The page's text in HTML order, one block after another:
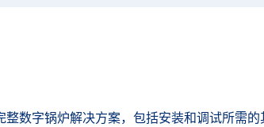
整数字锅炉解决方案，包括安装和调试所需的